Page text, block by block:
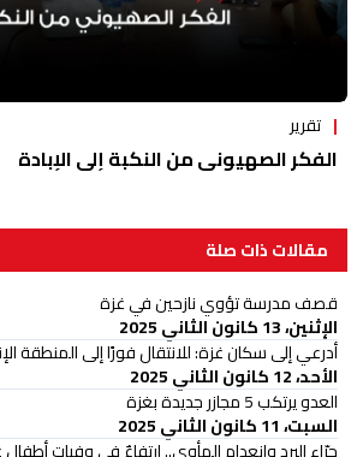
تقرير
الفكر الصهيوني من النكبة إلى الإبادة
مقالات ذات صلة
قصف مدرسة تؤوي نازحين في غزة
الإثنين، 13 كانون الثاني 2025
أدرعي إلى سكان غزة: للانتقال فورًا إلى المنطقة
الأحد، 12 كانون الثاني 2025
العدو يرتكب 5 مجازر جديدة بغزة
السبت، 11 كانون الثاني 2025